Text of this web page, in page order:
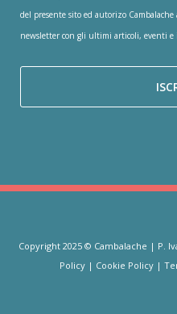
del presente sito ed autorizo
newsletter con gli ultimi articoli, eventi e
Copyright 2025 © Cambalache | P.
Policy | Cookie Policy |